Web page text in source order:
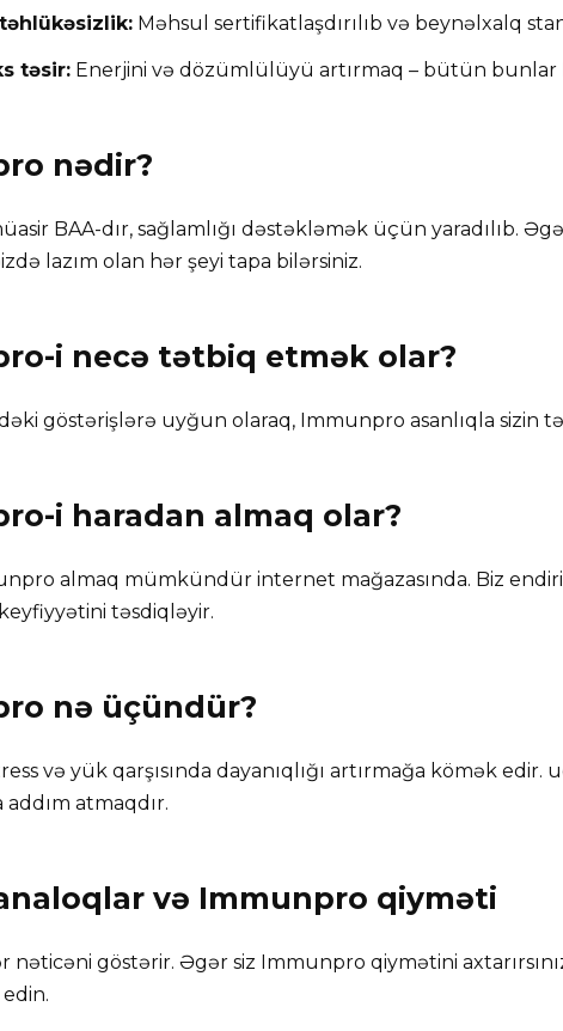
Məhsul sertifikatlaşdırılıb və beynəlxalq
təsir:Enerjini və dözümlülüyü artırmaq – bütün
nədir?
BAA-dır, sağlamlığı dəstəkləmək üçün yaradılıb.
lazım olan hər şeyi tapa bilərsiniz.
i necə tətbiq etmək olar?
göstərişlərə uyğun olaraq, Immunpro asanlıqla sizin
-i haradan almaq olar?
almaq mümkündür internet mağazasında. Biz
təsdiqləyir.
nə üçündür?
və yük qarşısında dayanıqlığı artırmağa kömək
atmaqdır.
və Immunpro qiyməti
nəticəni göstərir. Əgər siz Immunpro qiymətini